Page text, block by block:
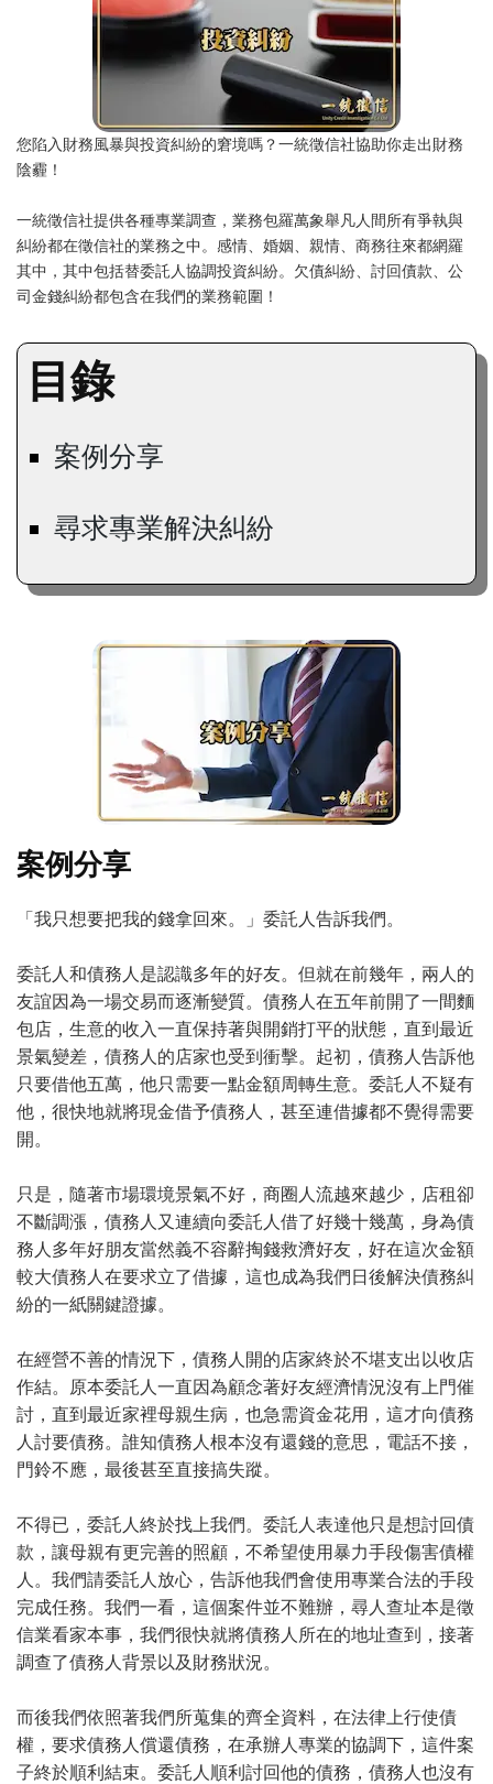
您陷入財務風暴與投資糾紛的窘境嗎？一統徵信社協助你走出財務
陰霾！
一統徵信社提供各種專業調查，業務包羅萬象舉凡人間所有爭執與
糾紛都在徵信社的業務之中。感情、婚姻、親情、商務往來都網羅
其中，其中包括替委託人協調投資糾紛。欠債糾紛、討回債款、公
司金錢糾紛都包含在我們的業務範圍！
目錄
案例分享
尋求專業解決糾紛
案例分享
「我只想要把我的錢拿回來。」委託人告訴我們。
委託人和債務人是認識多年的好友。但就在前幾年，兩人的
友誼因為一場交易而逐漸變質。債務人在五年前開了一間麵
包店，生意的收入一直保持著與開銷打平的狀態，直到最近
景氣變差，債務人的店家也受到衝擊。起初，債務人告訴他
只要借他五萬，他只需要一點金額周轉生意。委託人不疑有
他，很快地就將現金借予債務人，甚至連借據都不覺得需要
開。
只是，隨著市場環境景氣不好，商圈人流越來越少，店租卻
不斷調漲，債務人又連續向委託人借了好幾十幾萬，身為債
務人多年好朋友當然義不容辭掏錢救濟好友，好在這次金額
較大債務人在要求立了借據，這也成為我們日後解決債務糾
紛的一紙關鍵證據。
在經營不善的情況下，債務人開的店家終於不堪支出以收店
作結。原本委託人一直因為顧念著好友經濟情況沒有上門催
討，直到最近家裡母親生病，也急需資金花用，這才向債務
人討要債務。誰知債務人根本沒有還錢的意思，電話不接，
門鈴不應，最後甚至直接搞失蹤。
不得已，委託人終於找上我們。委託人表達他只是想討回債
款，讓母親有更完善的照顧，不希望使用暴力手段傷害債權
人。我們請委託人放心，告訴他我們會使用專業合法的手段
完成任務。我們一看，這個案件並不難辦，尋人查址本是徵
信業看家本事，我們很快就將債務人所在的地址查到，接著
調查了債務人背景以及財務狀況。
而後我們依照著我們所蒐集的齊全資料，在法律上行使債
權，要求債務人償還債務，在承辦人專業的協調下，這件案
子終於順利結束。委託人順利討回他的債務，債務人也沒有